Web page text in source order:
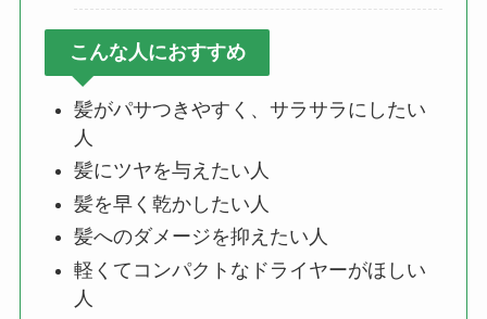
こんな人におすすめ
髪がパサつきやすく、サラサラにしたい
人
髪にツヤを与えたい人
髪を早く乾かしたい人
髪へのダメージを抑えたい人
軽くてコンパクトなドライヤーがほしい
人